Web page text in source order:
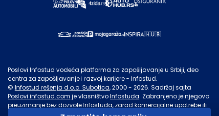
Poslovi Infostud vodeća platforma za zapošljavanje u Srbiji, deo
centra za zapošljavanje i razvoj karijere - Infostud.
© Infostud rešenja d.o.o. Subotica, 2000 - 2026. Sadržaj sajta
Poslovi.infostud.com je vlasništvoInfostuda. Zabranjeno je njegovo
preuzimanje bez dozvoleInfostuda, zarad komercijalne upotrebe ili
u druge svrhe, osim za lične potrebe posetilaca sajta.